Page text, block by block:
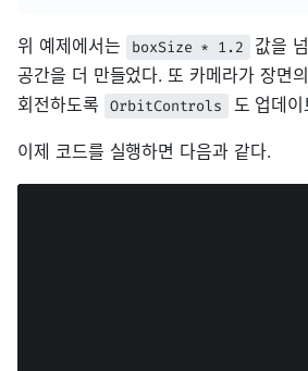
위 예제에서는 boxSize * 1.2
값을
공간을 더 만들었다. 또 카메라가 장면
회전하도록
OrbitControls 도 업데
이제 코드를 실행하면 다음과 같다.